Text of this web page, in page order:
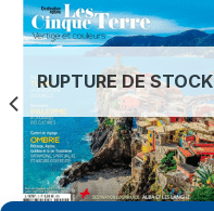
RUPTURE DE STOCK